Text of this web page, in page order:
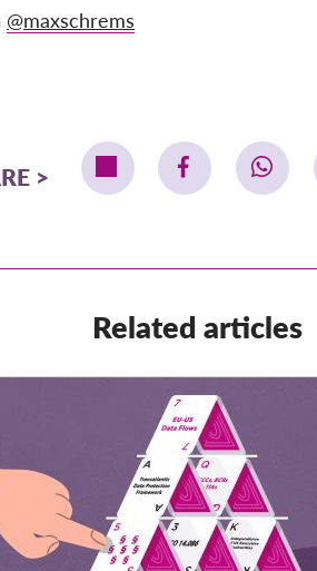
@maxschrems
Related articles